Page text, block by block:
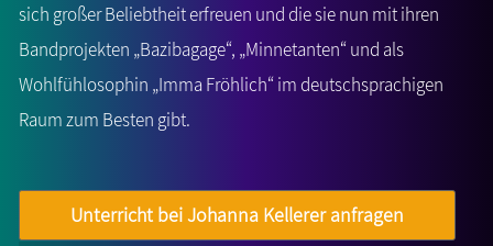
sich großer Beliebtheit erfreuen und die sie nun mit ihren
Bandprojekten „Bazibagage“, „Minnetanten“ und als
Wohlfühlosophin „Imma Fröhlich“ im deutschsprachigen
Raum zum Besten gibt.
Unterricht bei Johanna Kellerer anfragen